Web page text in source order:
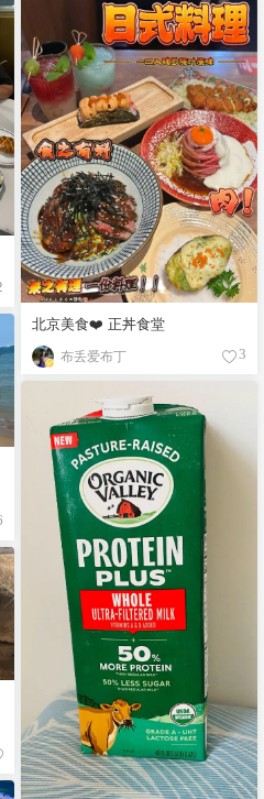
北京美食❤️ 正丼食堂
布丢爱布丁 3